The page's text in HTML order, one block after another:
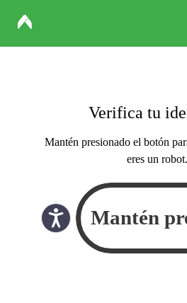
Verifica tu
Mantén presionado el botón
eres un robot.